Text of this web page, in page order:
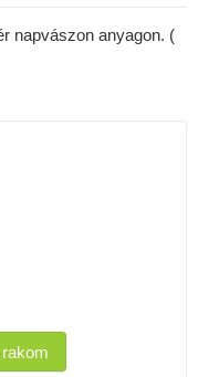
napvászon anyagon. (